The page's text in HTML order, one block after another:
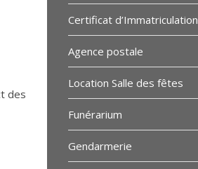
des
Certificat d’Immatriculation
Agence postale
Location Salle des fêtes
Funérarium
Gendarmerie